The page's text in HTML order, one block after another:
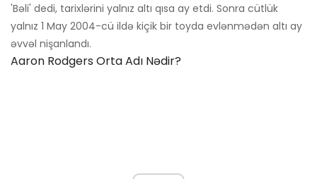
'Bəli' dedi, tarixlərini yalnız altı qısa ay etdi. Sonra cütlük
yalnız 1 May 2004-cü ildə kiçik bir toyda evlənmədən altı ay
əvvəl nişanlandı.
Aaron Rodgers Orta Adı Nədir?